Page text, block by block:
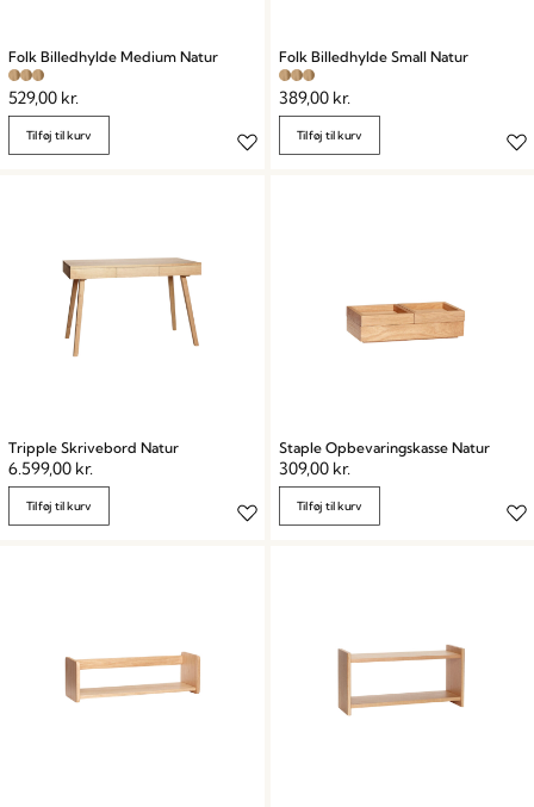
Folk Billedhylde Medium Natur
529,00 kr.
Tilføj til kurv
Folk Billedhylde Small Natur
389,00 kr.
Tilføj til kurv
Tripple Skrivebord Natur
6.599,00 kr.
Tilføj til kurv
Staple Opbevaringskasse Natur
309,00 kr.
Tilføj til kurv